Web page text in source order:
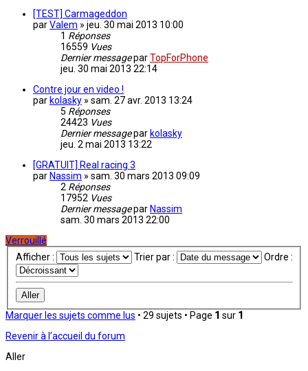
[TEST] Carmageddon
parValem » jeu. 30 mai 2013 10:00
1 Réponses
16559 Vues
Dernier messageparTopForPhone
jeu. 30 mai 2013 22:14
Contre jour en video !
par kolasky » sam. 27 avr. 2013 13:24
5 Réponses
24423 Vues
Dernier messagepar kolasky
jeu. 2 mai 2013 13:22
[GRATUIT] Real racing 3
par Nassim » sam. 30 mars 2013 09:09
2 Réponses
17952 Vues
Dernier messagepar Nassim
sam. 30 mars 2013 22:00
Verrouillé
Afficher :
Trier par : Ordre :
Marquer les sujets comme lus • 29 sujets • Page 1 sur 1
Revenir à l’accueil du forum
Aller